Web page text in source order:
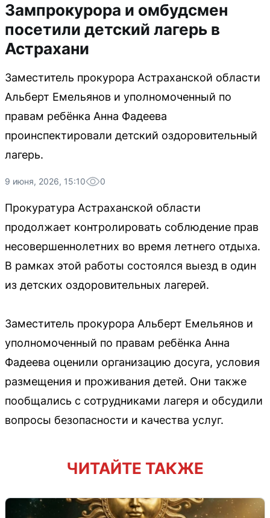
Зампрокурора и омбудсмен
посетили детский лагерь в
Астрахани
Заместитель прокурора Астраханской области
Альберт Емельянов и уполномоченный по
правам ребёнка Анна Фадеева
проинспектировали детский оздоровительный
лагерь.
9 июня, 2026, 15:10 0
Прокуратура Астраханской области
продолжает контролировать соблюдение прав
несовершеннолетних во время летнего отдыха.
В рамках этой работы состоялся выезд в один
из детских оздоровительных лагерей.
Заместитель прокурора Альберт Емельянов и
уполномоченный по правам ребёнка Анна
Фадеева оценили организацию досуга, условия
размещения и проживания детей. Они также
пообщались с сотрудниками лагеря и обсудили
вопросы безопасности и качества услуг.
ЧИТАЙТЕ ТАКЖЕ